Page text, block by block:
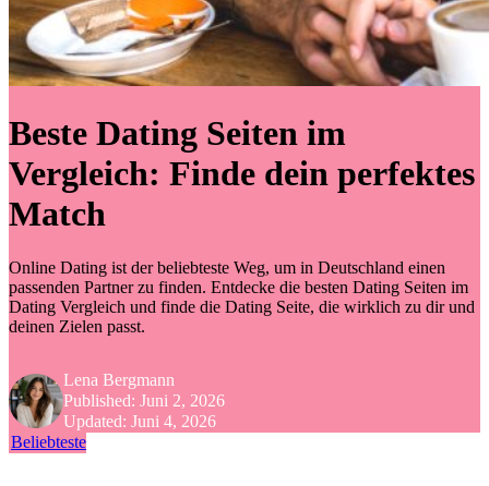
Beste Dating Seiten im
Vergleich: Finde dein perfektes
Match
Online Dating ist der beliebteste Weg, um in Deutschland einen
passenden Partner zu finden. Entdecke die besten Dating Seiten im
Dating Vergleich und finde die Dating Seite, die wirklich zu dir und
deinen Zielen passt.
Lena Bergmann
Published: Juni 2, 2026
Updated: Juni 4, 2026
Beliebteste